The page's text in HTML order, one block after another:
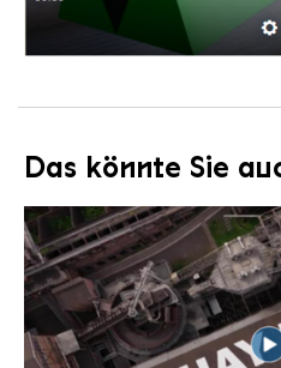
Das könnte Sie